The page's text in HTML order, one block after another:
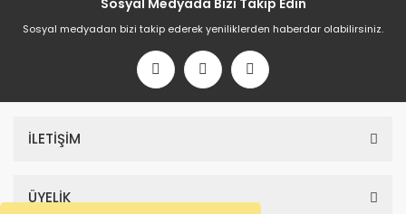
Sosyal medyadan bizi takip ederek yeniliklerden haberdar olabilirsiniz.
İLETİŞİM
ÜYELİK